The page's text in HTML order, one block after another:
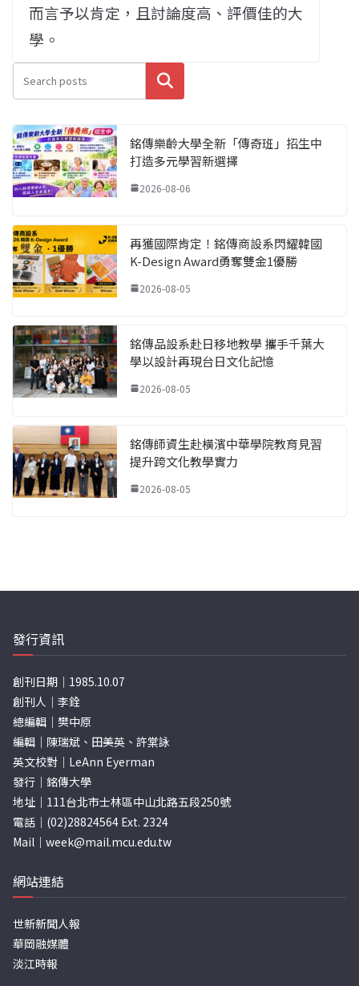
而言予以肯定，且討論度高、評價佳的大
學。
搜尋
銘傳樂齡大學全新「傳奇班」招生中
打造多元學習新選擇
2026-08-06
再獲國際肯定！銘傳商設系閃耀韓國
K-Design Award勇奪雙金1優勝
2026-08-05
銘傳品設系赴日移地教學 攜手千葉大
學以設計再現台日文化記憶
2026-08-05
銘傳師資生赴橫濱中華學院教育見習
提升跨文化教學實力
2026-08-05
發行資訊
創刊日期｜1985.10.07
創刊人｜李銓
總編輯｜樊中原
編輯｜陳瑞斌、田美英、許棠詠
英文校對｜LeAnn Eyerman
發行｜銘傳大學
地址｜111台北市士林區中山北路五段250號
電話｜(02)28824564 Ext. 2324
Mail｜ week@mail.mcu.edu.tw
網站連結
世新新聞人報
華岡融媒體
淡江時報